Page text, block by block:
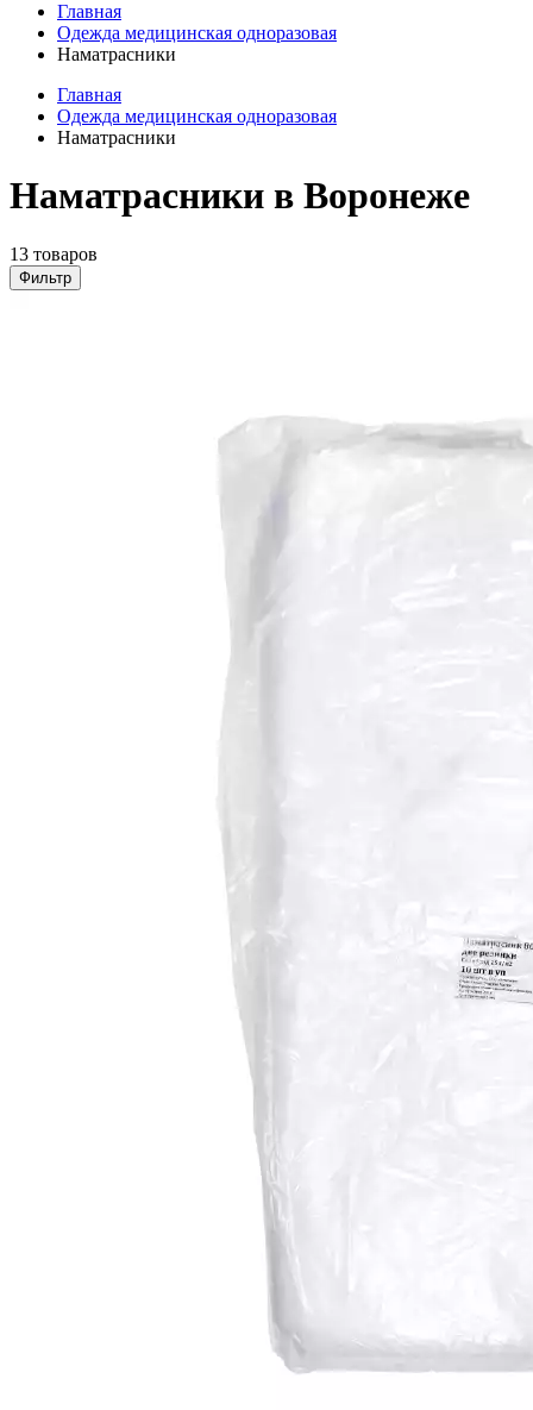
Главная
Одежда медицинская одноразовая
Наматрасники
Главная
Одежда медицинская одноразовая
Наматрасники
Наматрасники в Воронеже
13 товаров
Фильтр